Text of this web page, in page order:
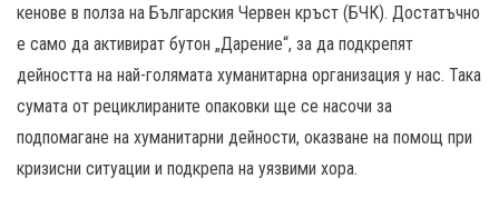
кенове в полза на Българския Червен кръст (БЧК). Достатъчно
е само да активират бутон „Дарение“, за да подкрепят
дейността на най-голямата хуманитарна организация у нас. Така
сумата от рециклираните опаковки ще се насочи за
подпомагане на хуманитарни дейности, оказване на помощ при
кризисни ситуации и подкрепа на уязвими хора.